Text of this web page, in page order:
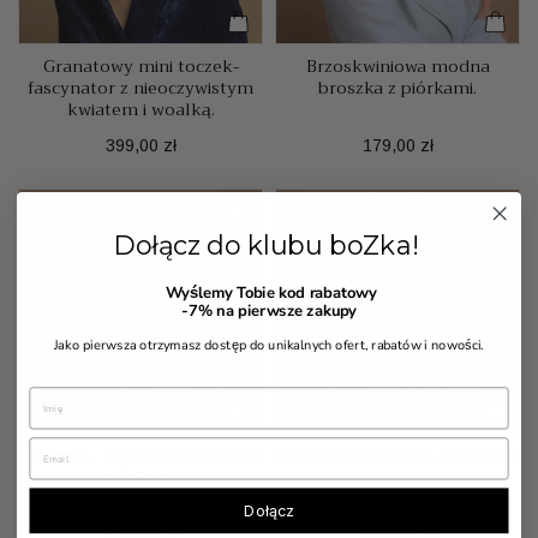
Granatowy mini toczek-
fascynator z nieoczywistym
kwiatem i woalką.
Cena
399,00 zł
Brzoskwiniowa modna
broszka z piórkami.
Cena
179,00 zł
Broszka z błękitnymi strusimi
piórkami.
Cena Cena
Dołącz do klubu boZka!
Wyślemy Tobie kod rabatowy
-7%na pierwsze zakupy
Jako pierwsza otrzymasz dostęp do unikalnych ofert, rabatów i nowości.
Dołącz